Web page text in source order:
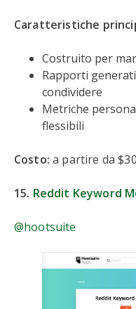
Caratteristiche
Costruito per
Rapporti
condividere
Metriche
flessibili
Costo:a partire da
15. Reddit Keyword
@hootsuite